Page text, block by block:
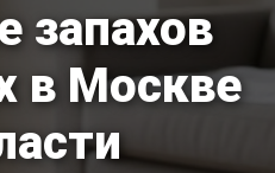
запахов
в Москве